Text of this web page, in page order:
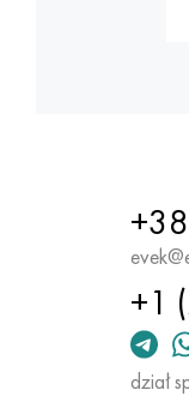
+1
dział